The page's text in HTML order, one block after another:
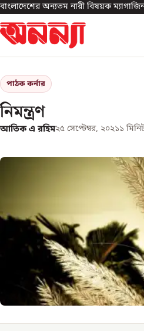
বাংলাদেশের অন্যতম নারী বিষয়ক
পাঠক কর্নার
নিমন্ত্রণ
আতিক এ রহিম২৫ সেপ্টেম্বর, ২০২১১